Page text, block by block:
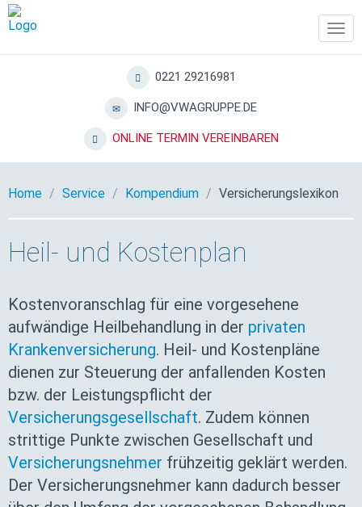
0221 29216981
INFO@VWAGRUPPE.DE
ONLINE TERMIN VEREINBAREN
Home Service Kompendium Versicherungslexikon
Heil- und Kostenplan
Kostenvoranschlag für eine vorgesehene
aufwändige Heilbehandlung in der privaten
Krankenversicherung. Heil- und Kostenpläne
dienen zur Steuerung der anfallenden Kosten
bzw. der Leistungspflicht der
Versicherungsgesellschaft. Zudem können
strittige Punkte zwischen Gesellschaft und
Versicherungsnehmer frühzeitig geklärt werden.
Der Versicherungsnehmer kann dadurch besser